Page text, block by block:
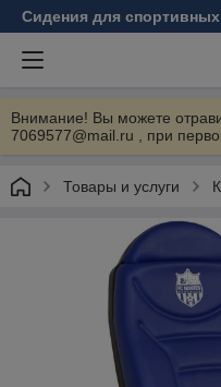
Сидения для
Внимание! Вы можете
7069577@mail.ru , при
Товары и услуги